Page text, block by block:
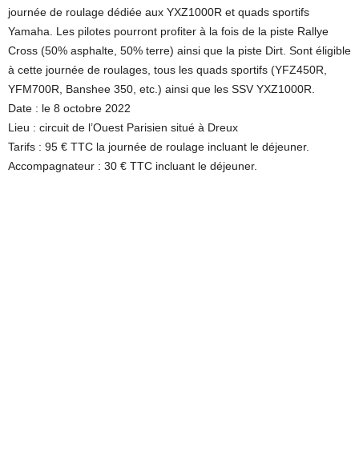
journée de roulage dédiée aux YXZ1000R et quads sportifs
Yamaha. Les pilotes pourront profiter à la fois de la piste Rallye
Cross (50% asphalte, 50% terre) ainsi que la piste Dirt. Sont éligible
à cette journée de roulages, tous les quads sportifs (YFZ450R,
YFM700R, Banshee 350, etc.) ainsi que les SSV YXZ1000R.
Date : le 8 octobre 2022
Lieu : circuit de l’Ouest Parisien situé à Dreux
Tarifs : 95 € TTC la journée de roulage incluant le déjeuner.
Accompagnateur : 30 € TTC incluant le déjeuner.